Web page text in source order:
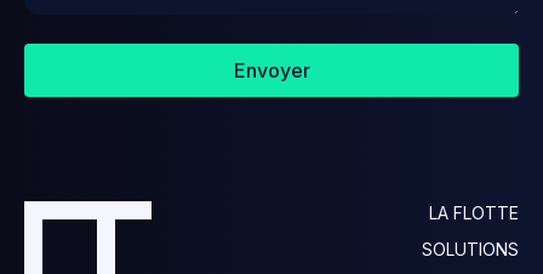
Envoyer
LA FLOTTE
SOLUTIONS